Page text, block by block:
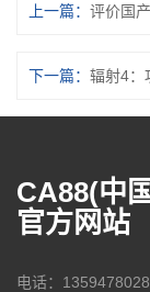
上一篇： 评价国
下一篇： 辐射4：
CA88(中
官方网站
电话：